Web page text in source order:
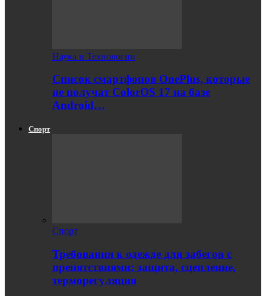
Наука и Технологии
Список смартфонов OnePlus, которые
не получат ColorOS 17 на базе
Android…
Спорт
Спорт
Требования к одежде для забегов с
препятствиями: защита, сцепление,
терморегуляция